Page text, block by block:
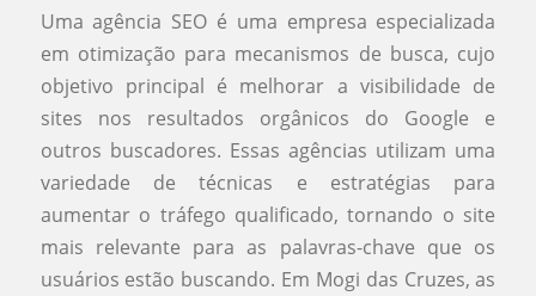
Uma agência SEO é uma empresa especializada
em otimização para mecanismos de busca, cujo
objetivo principal é melhorar a visibilidade de
sites nos resultados orgânicos do Google e
outros buscadores. Essas agências utilizam uma
variedade de técnicas e estratégias para
aumentar o tráfego qualificado, tornando o site
mais relevante para as palavras-chave que os
usuários estão buscando. Em Mogi das Cruzes, as